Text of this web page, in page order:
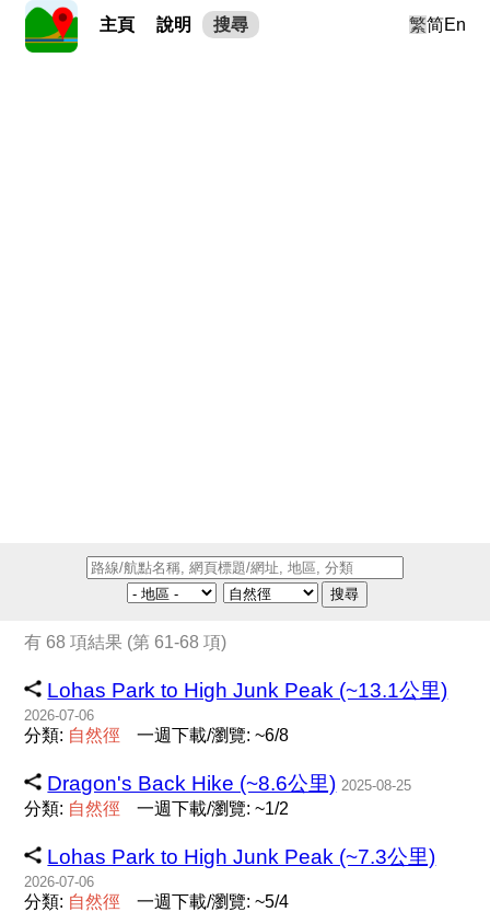
主頁 說明 搜尋 繁简En
搜尋
有 68 項結果 (第 61-68 項)
Lohas Park to High Junk Peak (~13.1公里)
2026-07-06
分類: 自然徑 一週下載/瀏覽: ~6/8
Dragon's Back Hike (~8.6公里) 2025-08-25
分類: 自然徑 一週下載/瀏覽: ~1/2
Lohas Park to High Junk Peak (~7.3公里)
2026-07-06
分類: 自然徑 一週下載/瀏覽: ~5/4